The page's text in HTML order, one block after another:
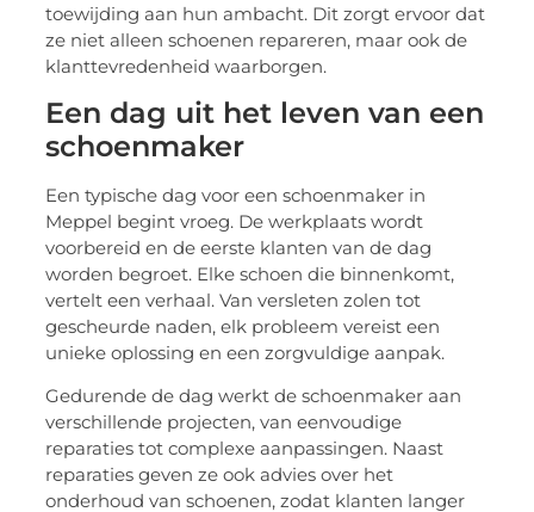
toewijding aan hun ambacht. Dit zorgt ervoor dat
ze niet alleen schoenen repareren, maar ook de
klanttevredenheid waarborgen.
Een dag uit het leven van een
schoenmaker
Een typische dag voor een schoenmaker in
Meppel begint vroeg. De werkplaats wordt
voorbereid en de eerste klanten van de dag
worden begroet. Elke schoen die binnenkomt,
vertelt een verhaal. Van versleten zolen tot
gescheurde naden, elk probleem vereist een
unieke oplossing en een zorgvuldige aanpak.
Gedurende de dag werkt de schoenmaker aan
verschillende projecten, van eenvoudige
reparaties tot complexe aanpassingen. Naast
reparaties geven ze ook advies over het
onderhoud van schoenen, zodat klanten langer